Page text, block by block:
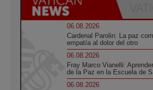
06.08.2026
Cardenal Parolin: La paz
empatía al dolor del otro
06.08.2026
Fray Marco Vianelli:
de la Paz en la Escuela de
06.08.2026